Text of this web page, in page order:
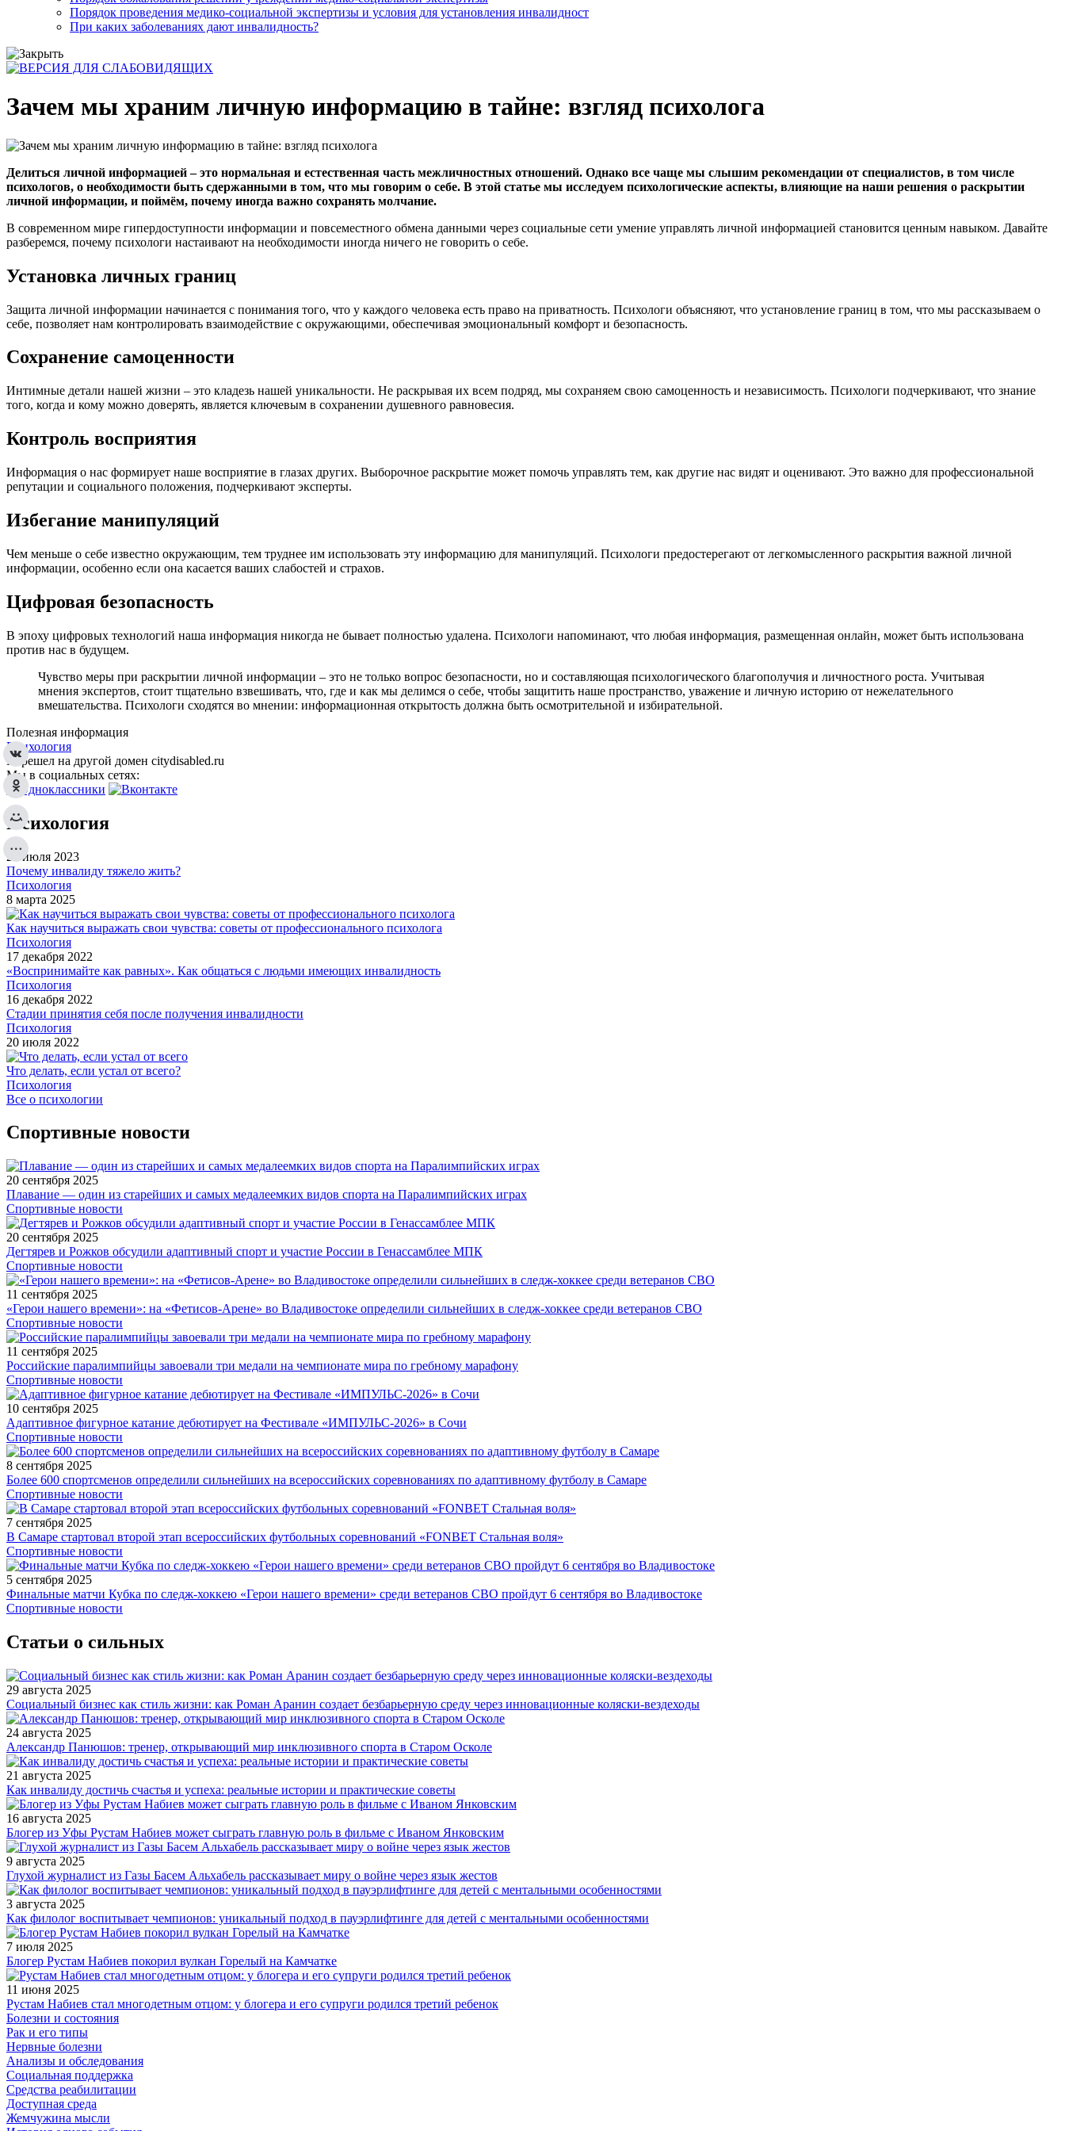
Порядок проведения медико-социальной экспертизы и условия для установления инвалидност
При каких заболеваниях дают инвалидность?
Зачем мы храним личную информацию в тайне: взгляд психолога
Делиться личной информацией – это нормальная и естественная часть межличностных отношений. Однако все чаще мы слышим рекомендации от специалистов, в том числе
психологов, о необходимости быть сдержанными в том, что мы говорим о себе. В этой статье мы исследуем психологические аспекты, влияющие на наши решения о раскрытии
личной информации, и поймём, почему иногда важно сохранять молчание.
В современном мире гипердоступности информации и повсеместного обмена данными через социальные сети умение управлять личной информацией становится ценным навыком. Давайте
разберемся, почему психологи настаивают на необходимости иногда ничего не говорить о себе.
Установка личных границ
Защита личной информации начинается с понимания того, что у каждого человека есть право на приватность. Психологи объясняют, что установление границ в том, что мы рассказываем о
себе, позволяет нам контролировать взаимодействие с окружающими, обеспечивая эмоциональный комфорт и безопасность.
Сохранение самоценности
Интимные детали нашей жизни – это кладезь нашей уникальности. Не раскрывая их всем подряд, мы сохраняем свою самоценность и независимость. Психологи подчеркивают, что знание
того, когда и кому можно доверять, является ключевым в сохранении душевного равновесия.
Контроль восприятия
Информация о нас формирует наше восприятие в глазах других. Выборочное раскрытие может помочь управлять тем, как другие нас видят и оценивают. Это важно для профессиональной
репутации и социального положения, подчеркивают эксперты.
Избегание манипуляций
Чем меньше о себе известно окружающим, тем труднее им использовать эту информацию для манипуляций. Психологи предостерегают от легкомысленного раскрытия важной личной
информации, особенно если она касается ваших слабостей и страхов.
Цифровая безопасность
В эпоху цифровых технологий наша информация никогда не бывает полностью удалена. Психологи напоминают, что любая информация, размещенная онлайн, может быть использована
против нас в будущем.
Чувство меры при раскрытии личной информации – это не только вопрос безопасности, но и составляющая психологического благополучия и личностного роста. Учитывая
мнения экспертов, стоит тщательно взвешивать, что, где и как мы делимся о себе, чтобы защитить наше пространство, уважение и личную историю от нежелательного
вмешательства. Психологи сходятся во мнении: информационная открытость должна быть осмотрительной и избирательной.
Полезная информация
Психология
Перешел на другой домен citydisabled.ru
Мы в социальных сетях:
Психология
24 июля 2023
Почему инвалиду тяжело жить?
Психология
8 марта 2025
Как научиться выражать свои чувства: советы от профессионального психолога
Психология
17 декабря 2022
«Воспринимайте как равных». Как общаться с людьми имеющих инвалидность
Психология
16 декабря 2022
Стадии принятия себя после получения инвалидности
Психология
20 июля 2022
Что делать, если устал от всего?
Психология
Все о психологии
Спортивные новости
20 сентября 2025
Плавание — один из старейших и самых медалеемких видов спорта на Паралимпийских играх
Спортивные новости
20 сентября 2025
Дегтярев и Рожков обсудили адаптивный спорт и участие России в Генассамблее МПК
Спортивные новости
11 сентября 2025
«Герои нашего времени»: на «Фетисов-Арене» во Владивостоке определили сильнейших в следж-хоккее среди ветеранов СВО
Спортивные новости
11 сентября 2025
Российские паралимпийцы завоевали три медали на чемпионате мира по гребному марафону
Спортивные новости
10 сентября 2025
Адаптивное фигурное катание дебютирует на Фестивале «ИМПУЛЬС-2026» в Сочи
Спортивные новости
8 сентября 2025
Более 600 спортсменов определили сильнейших на всероссийских соревнованиях по адаптивному футболу в Самаре
Спортивные новости
7 сентября 2025
В Самаре стартовал второй этап всероссийских футбольных соревнований «FONBET Стальная воля»
Спортивные новости
5 сентября 2025
Финальные матчи Кубка по следж-хоккею «Герои нашего времени» среди ветеранов СВО пройдут 6 сентября во Владивостоке
Спортивные новости
Статьи о сильных
29 августа 2025
Социальный бизнес как стиль жизни: как Роман Аранин создает безбарьерную среду через инновационные коляски-вездеходы
24 августа 2025
Александр Панюшов: тренер, открывающий мир инклюзивного спорта в Старом Осколе
21 августа 2025
Как инвалиду достичь счастья и успеха: реальные истории и практические советы
16 августа 2025
Блогер из Уфы Рустам Набиев может сыграть главную роль в фильме с Иваном Янковским
9 августа 2025
Глухой журналист из Газы Басем Альхабель рассказывает миру о войне через язык жестов
3 августа 2025
Как филолог воспитывает чемпионов: уникальный подход в пауэрлифтинге для детей с ментальными особенностями
7 июля 2025
Блогер Рустам Набиев покорил вулкан Горелый на Камчатке
11 июня 2025
Рустам Набиев стал многодетным отцом: у блогера и его супруги родился третий ребенок
Болезни и состояния
Рак и его типы
Нервные болезни
Анализы и обследования
Социальная поддержка
Средства реабилитации
Доступная среда
Жемчужина мысли